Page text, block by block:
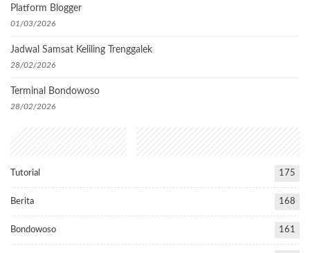
Platform Blogger
01/03/2026
Jadwal Samsat Keliling Trenggalek
28/02/2026
Terminal Bondowoso
28/02/2026
Popular Categories
Tutorial 175
Berita 168
Bondowoso 161